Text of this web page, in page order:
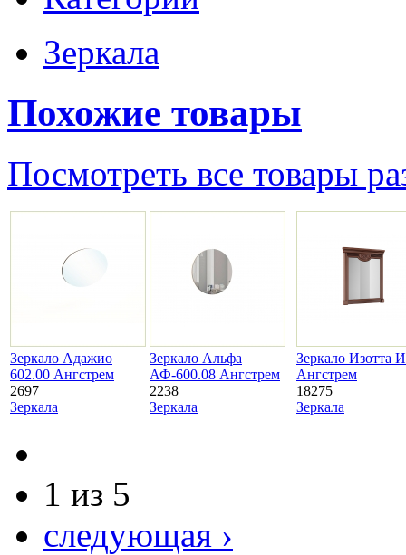
Зеркала
Похожие товары
Посмотреть все товары
Зеркало Адажио
602.00 Ангстрем
2697
Зеркала
Зеркало Альфа
АФ-600.08 Ангстрем
2238
Зеркала
Зеркало Изотта
Ангстрем
18275
Зеркала
1 из 5
следующая ›